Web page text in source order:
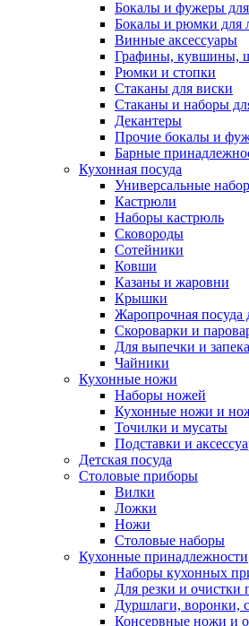
Бокалы и фужеры для
Бокалы и рюмки для
Винные аксессуары
Графины, кувшины,
Рюмки и стопки
Стаканы для виски
Стаканы и наборы
Декантеры
Прочие бокалы и
Барные
Кухонная посуда
Универсальные
Кастрюли
Наборы кастрюль
Сковороды
Сотейники
Ковши
Казаны и жаровни
Крышки
Жаропрочная
Скороварки и
Для выпечки и
Чайники
Кухонные ножи
Наборы ножей
Кухонные ножи и
Точилки и мусаты
Подставки и
Детская посуда
Столовые приборы
Вилки
Ложки
Ножи
Столовые наборы
Кухонные принадлежности
Наборы кухонных
Для резки и очистки
Дуршлаги, воронки,
Консервные ножи и